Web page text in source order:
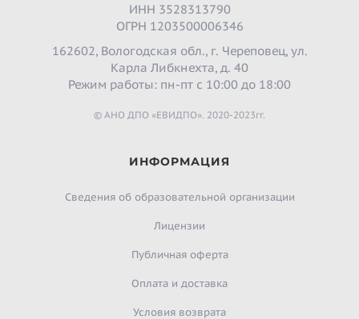
ИНН 3528313790
ОГРН 1203500006346
162602, Вологодская обл., г. Череповец, ул.
Карла Либкнехта, д. 40
Режим работы: пн-пт с 10:00 до 18:00
© АНО ДПО «ЕВИДПО». 2020-2023гг.
ИНФОРМАЦИЯ
Сведения об образовательной организации
Лицензии
Публичная оферта
Оплата и доставка
Условия возврата